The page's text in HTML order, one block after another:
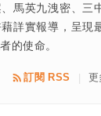
馬英九洩密、三
詳實報導，呈現
的使命。
訂閱 RSS 更